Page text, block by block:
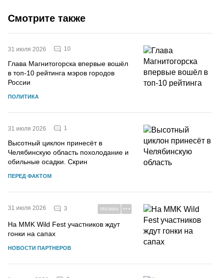
Смотрите также
31 июля 2026 10
Глава Магнитогорска впервые вошёл
в топ-10 рейтинга мэров городов
России
ПОЛИТИКА
31 июля 2026 1
Высотный циклон принесёт в
Челябинскую область похолодание и
обильные осадки. Скрин
ПЕРЕД ФАКТОМ
31 июля 2026 3 РЕКЛАМА
На MMK Wild Fest участников ждут
гонки на сапах
НОВОСТИ ПАРТНЕРОВ